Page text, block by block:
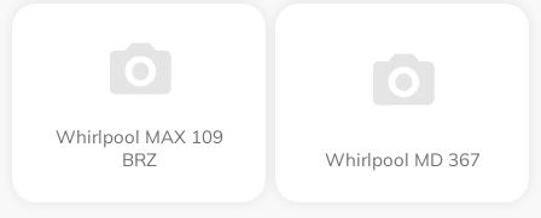
Whirlpool MAX 109
BRZ
Whirlpool MD 367